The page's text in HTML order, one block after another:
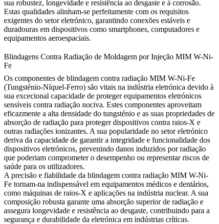
sua robustez, longevidade e resistência ao desgaste e à corrosão.
Estas qualidades alinham-se perfeitamente com os requisitos
exigentes do setor eletrónico, garantindo conexões estáveis e
duradouras em dispositivos como smartphones, computadores e
equipamentos aeroespaciais.
Blindagens Contra Radiação de Moldagem por Injeção MIM W-Ni-
Fe
Os componentes de blindagem contra radiação MIM W-Ni-Fe
(Tungsténio-Níquel-Ferro) são vitais na indústria eletrónica devido à
sua excecional capacidade de proteger equipamentos eletrónicos
sensíveis contra radiação nociva. Estes componentes aproveitam
eficazmente a alta densidade do tungsténio e as suas propriedades de
absorção de radiação para proteger dispositivos contra raios-X e
outras radiações ionizantes. A sua popularidade no setor eletrónico
deriva da capacidade de garantir a integridade e funcionalidade dos
dispositivos eletrónicos, prevenindo danos induzidos por radiação
que poderiam comprometer o desempenho ou representar riscos de
saúde para os utilizadores.
A precisão e fiabilidade da blindagem contra radiação MIM W-Ni-
Fe tornam-na indispensável em equipamentos médicos e dentários,
como máquinas de raios-X e aplicações na indústria nuclear. A sua
composição robusta garante uma absorção superior de radiação e
assegura longevidade e resistência ao desgaste, contribuindo para a
segurança e durabilidade da eletrónica em indústrias críticas.